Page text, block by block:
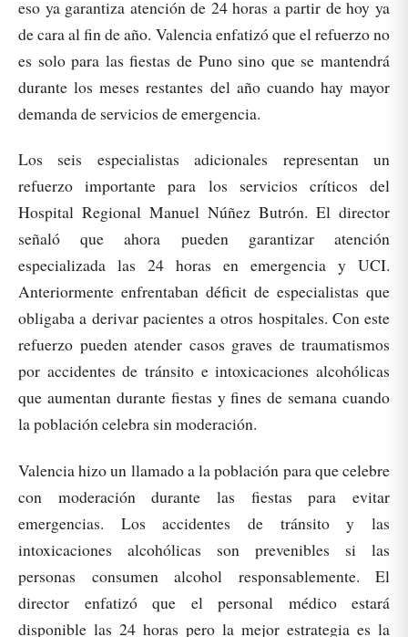
eso ya garantiza atención de 24 horas a partir de hoy ya
de cara al fin de año. Valencia enfatizó que el refuerzo no
es solo para las fiestas de Puno sino que se mantendrá
durante los meses restantes del año cuando hay mayor
demanda de servicios de emergencia.
Los seis especialistas adicionales representan un
refuerzo importante para los servicios críticos del
Hospital Regional Manuel Núñez Butrón. El director
señaló que ahora pueden garantizar atención
especializada las 24 horas en emergencia y UCI.
Anteriormente enfrentaban déficit de especialistas que
obligaba a derivar pacientes a otros hospitales. Con este
refuerzo pueden atender casos graves de traumatismos
por accidentes de tránsito e intoxicaciones alcohólicas
que aumentan durante fiestas y fines de semana cuando
la población celebra sin moderación.
Valencia hizo un llamado a la población para que celebre
con moderación durante las fiestas para evitar
emergencias. Los accidentes de tránsito y las
intoxicaciones alcohólicas son prevenibles si las
personas consumen alcohol responsablemente. El
director enfatizó que el personal médico estará
disponible las 24 horas pero la mejor estrategia es la